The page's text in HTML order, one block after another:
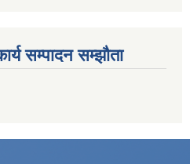
सम्पादन सम्झौता